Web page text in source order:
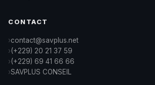
CONTACT
contact@savplus.net
(+229) 20 21 37 59
(+229) 69 41 66 66
SAVPLUS CONSEIL